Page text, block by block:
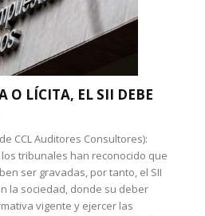
O LÍCITA, EL SII DEBE
CCL Auditores Consultores):
tribunales han reconocido que
ser gravadas, por tanto, el SII
la sociedad, donde su deber
vigente y ejercer las